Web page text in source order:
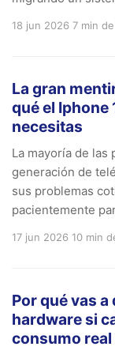
18 jun 2026 7 min
La gran
qué el Iphone
necesitas
La mayoría de las
generación de
sus problemas
pacientemente
17 jun 2026 10 min
Por qué vas
hardware si
consumo